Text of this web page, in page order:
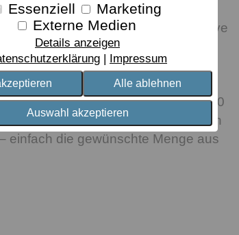
Essenziell
Marketing
Externe Medien
Details anzeigen
Impressum
Alle ablehnen
Auswahl akzeptieren
Hülle ist bio – feine
gefällt auch Ökotest: dormabell active
ausgezeichnet (09/2017). Das
40/60 und 40/80 dank
und hat einige Tricks parat. So
ändern. Bei Größe 40/40 und 15/40
Kügelchen, die Füllhöhe lässt sich
einfach die gewünschte Menge aus